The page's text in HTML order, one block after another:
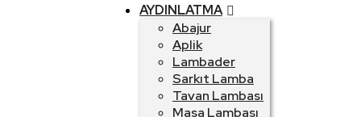
AYDINLATMA
Abajur
Aplik
Lambader
Sarkıt Lamba
Tavan Lambası
Masa Lambası